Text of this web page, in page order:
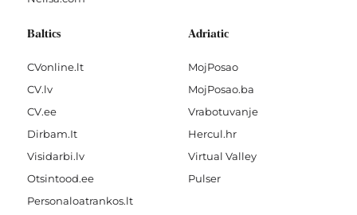
Baltics
CVonline.lt
CV.lv
CV.ee
Dirbam.It
Visidarbi.lv
Otsintood.ee
Personaloatrankos.lt
Adriatic
MojPosao
MojPosao.ba
Vrabotuvanje
Hercul.hr
Virtual Valley
Pulser